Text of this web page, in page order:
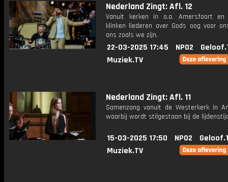
Nederland Zingt: Afl. 12
Vanuit kerken in o.a. Amersfoort en
klinken liederen over Gods oog voor
ons zoals we zijn.
22-03-2025 17:45 NPO2
Muziek.TV
Nederland Zingt: Afl. 11
Samenzang vanuit de Westerkerk in
waarbij wordt stilgestaan bij de
15-03-2025 17:50 NPO2
Muziek.TV